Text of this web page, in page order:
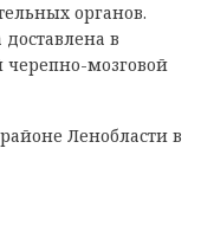
органов.
в
мозговой
Ленобласти в